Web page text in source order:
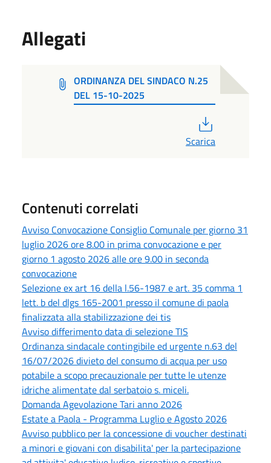
Allegati
ORDINANZA DEL SINDACO N.25
DEL 15-10-2025
Scarica
Contenuti correlati
Avviso Convocazione Consiglio Comunale per giorno 31
luglio 2026 ore 8.00 in prima convocazione e per
giorno 1 agosto 2026 alle ore 9.00 in seconda
convocazione
Selezione ex art 16 della l.56-1987 e art. 35 comma 1
lett. b del dlgs 165-2001 presso il comune di paola
finalizzata alla stabilizzazione dei tis
Avviso differimento data di selezione TIS
Ordinanza sindacale contingibile ed urgente n.63 del
16/07/2026 divieto del consumo di acqua per uso
potabile a scopo precauzionale per tutte le utenze
idriche alimentate dal serbatoio s. miceli.
Domanda Agevolazione Tari anno 2026
Estate a Paola - Programma Luglio e Agosto 2026
Avviso pubblico per la concessione di voucher destinati
a minori e giovani con disabilita' per la partecipazione